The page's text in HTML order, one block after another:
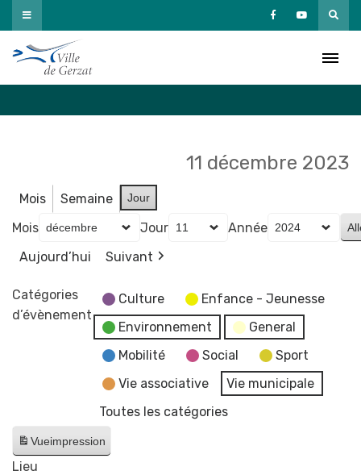
Passer
au
contenu
11 décembre 2023
Mois Semaine Jour
Mois Jour
Année
Aujourd’hui
Suivant
Catégories
d’évènement
Culture
Enfance - Jeunesse
Environnement
General
Mobilité
Social
Sport
Vie associative
Vie municipale
Toutes les catégories
Vueimpression
Lieu